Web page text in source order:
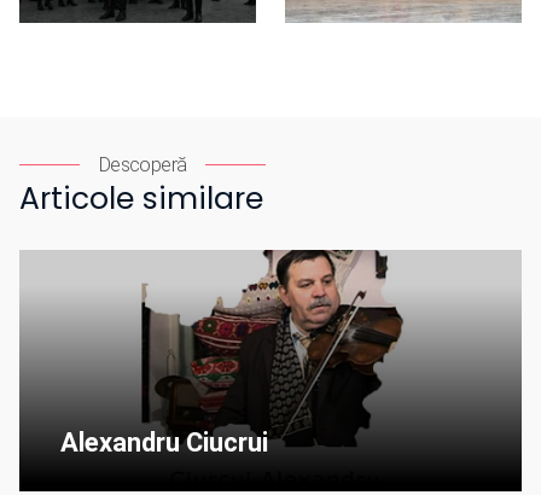
Descoperă
Articole similare
Alexandru Ciucrui